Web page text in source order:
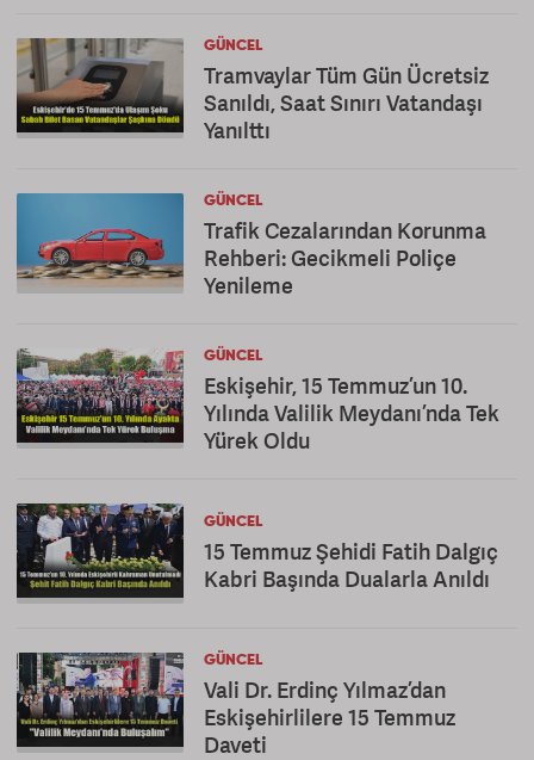
GÜNCEL
Tramvaylar Tüm Gün Ücretsiz
Sanıldı, Saat Sınırı Vatandaşı
Yanılttı
GÜNCEL
Trafik Cezalarından Korunma
Rehberi: Gecikmeli Poliçe
Yenileme
GÜNCEL
Eskişehir, 15 Temmuz’un 10.
Yılında Valilik Meydanı’nda Tek
Yürek Oldu
GÜNCEL
15 Temmuz Şehidi Fatih Dalgıç
Kabri Başında Dualarla Anıldı
GÜNCEL
Vali Dr. Erdinç Yılmaz’dan
Eskişehirlilere 15 Temmuz
Daveti